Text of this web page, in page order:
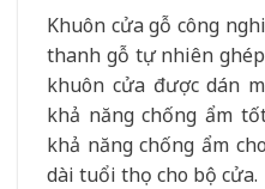
Khuôn cửa gỗ công
thanh gỗ tự nhiên
khuôn cửa được dán
khả năng chống ẩm
khả năng chống ẩm
dài tuổi thọ cho bộ cửa.